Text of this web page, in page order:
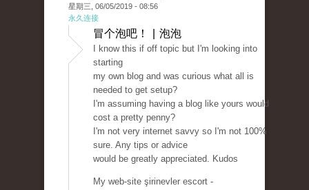
星期三, 06/05/2019 - 08:56
永久连接
冒个泡吧！ | 泡泡
I know this if off topic but I'm looking into
starting
my own blog and was curious what all is
needed to get setup?
I'm assuming having a blog like yours would
cost a pretty penny?
I'm not very internet savvy so I'm not 100%
sure. Any tips or advice
would be greatly appreciated. Kudos
My web-site şirinevler escort -